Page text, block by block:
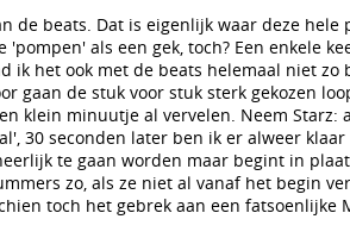
de beats. Dat is eigenlijk waar deze hele
als een gek, toch? Een enkele
ik het ook met de beats helemaal niet zo
gaan de stuk voor stuk sterk gekozen
klein minuutje al vervelen. Neem Starz:
30 seconden later ben ik er alweer klaar
te gaan worden maar begint in
zo, als ze niet al vanaf het begin
toch het gebrek aan een fatsoenlijke